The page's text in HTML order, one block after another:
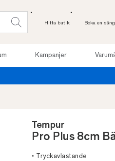
Hitta butik Boka en
Kampanjer
Tempur
Pro Plus 8cm
• Tryckavlastande